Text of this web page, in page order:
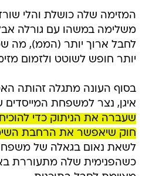
המזימה שלה כושלת והלי
משלימה במשהו עם גורלה
לחבל ארוך יותר (הממ), מה
יותר חופש לשוטט ולזמום
בסוף העונה מתגלה זהותה
איגן, נצר למשפחת המייסדים
שעברה את הניתוק כדי
חוק שיאפשר את הרחבת
לשאת נאום בגאלה של
כשהפנימית שלה מתעוררת